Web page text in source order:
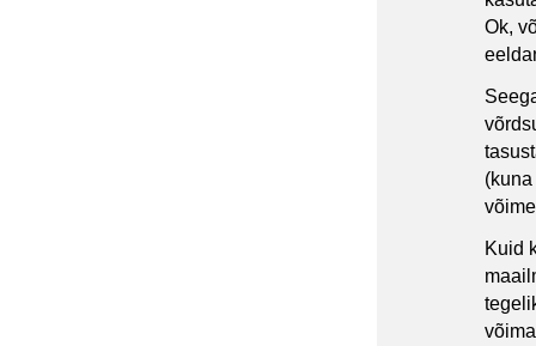
Ok,
Kuid